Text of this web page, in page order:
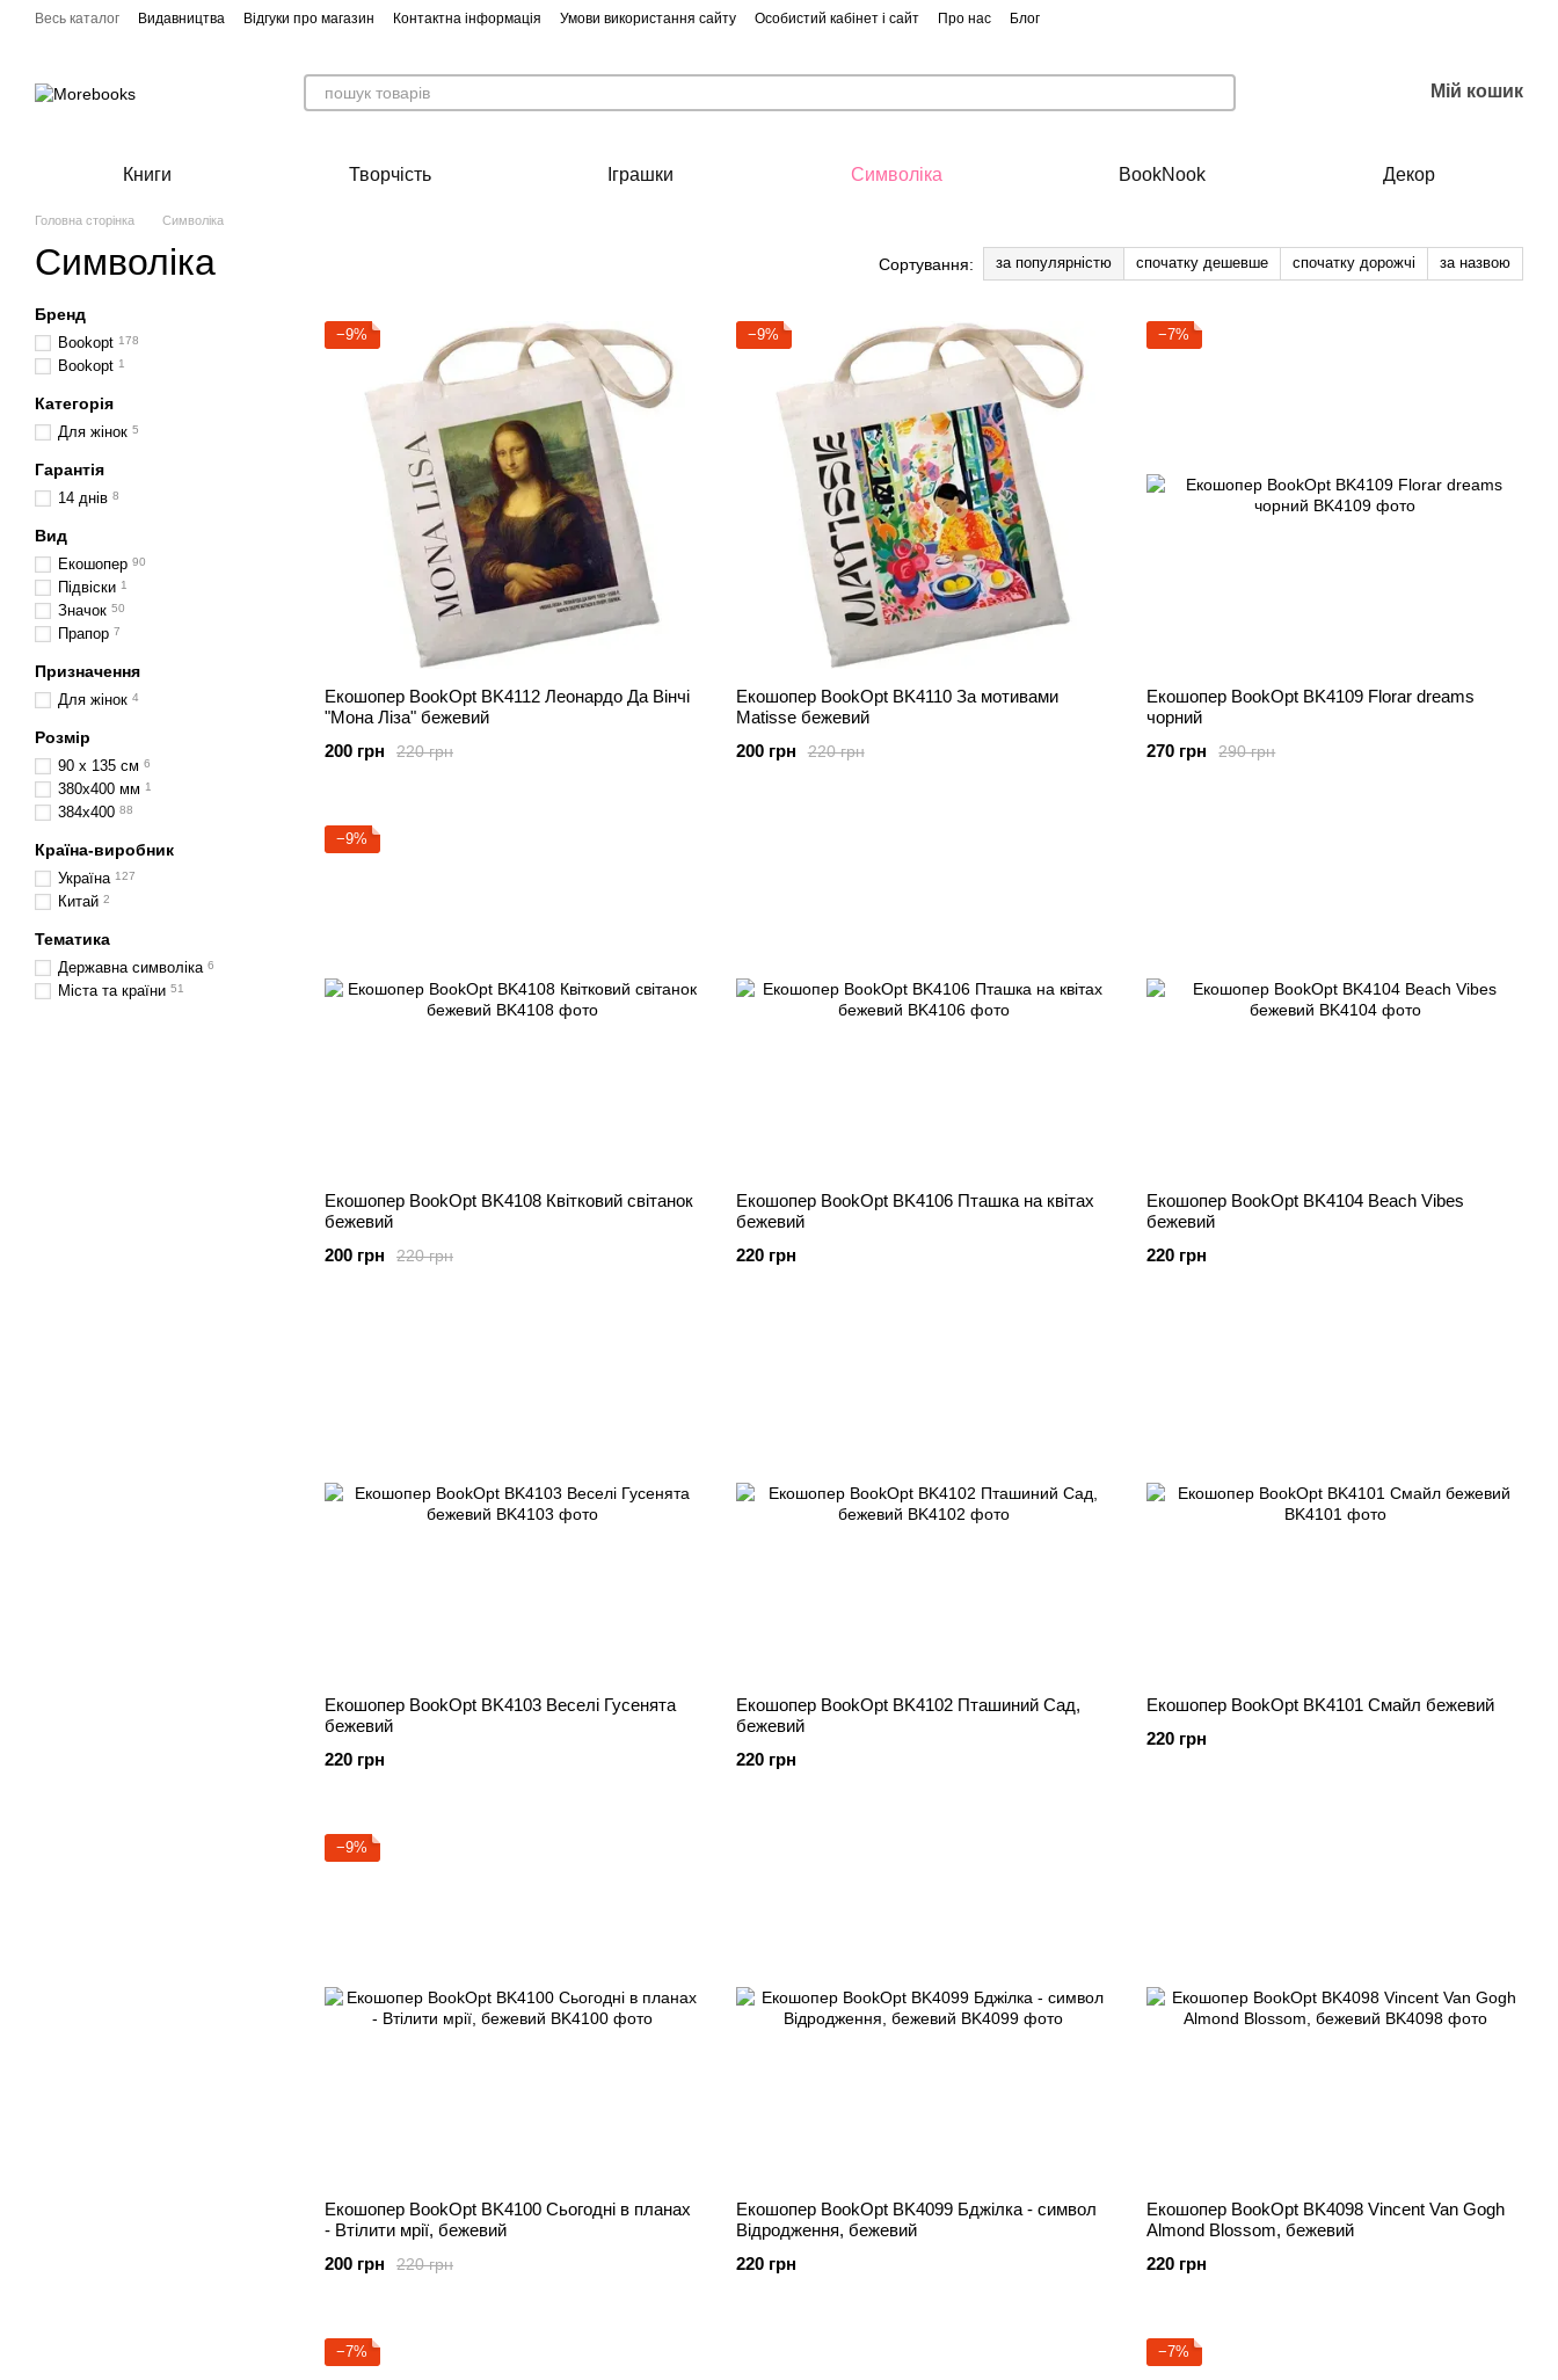
Перейти до основного контенту
Весь каталог Видавництва Відгуки про магазин Контактна інформація Умови використання сайту Особистий кабінет і сайт Про нас Блог
Мій кошик
Книги Творчість Іграшки Символіка BookNook Декор
Головна сторінка Символіка
Символіка Сортування: за популярністю спочатку дешевше спочатку дорожчі за назвою
−9%
Екошопер BookOpt BK4112 Леонардо Да Вінчі
"Мона Ліза" бежевий
220 грн
200 грн
−9%
Екошопер BookOpt BK4110 За мотивами
Matisse бежевий
220 грн
200 грн
−7%
Екошопер BookOpt BK4109 Florar dreams
чорний
290 грн
270 грн
−9%
Екошопер BookOpt BK4108 Квітковий світанок
бежевий
220 грн
200 грн
Екошопер BookOpt BK4106 Пташка на квітах
бежевий
220 грн
Екошопер BookOpt BK4104 Beach Vibes
бежевий
220 грн
Екошопер BookOpt BK4103 Веселі Гусенята
бежевий
220 грн
Екошопер BookOpt BK4102 Пташиний Сад,
бежевий
220 грн
Екошопер BookOpt BK4101 Смайл бежевий
220 грн
−9%
Екошопер BookOpt BK4100 Сьогодні в планах
- Втілити мрії, бежевий
220 грн
200 грн
Екошопер BookOpt BK4099 Бджілка - символ
Відродження, бежевий
220 грн
Екошопер BookOpt BK4098 Vincent Van Gogh
Almond Blossom, бежевий
220 грн
−7% −7%
Бренд
Bookopt 178
Bookopt 1
Категорія
Для жінок 5
Гарантія
14 днів 8
Вид
Екошопер 90
Підвіски 1
Значок 50
Прапор 7
Призначення
Для жінок 4
Розмір
90 x 135 см 6
380х400 мм 1
384х400 88
Країна-виробник
Україна 127
Китай 2
Тематика
Державна символіка 6
Міста та країни 51